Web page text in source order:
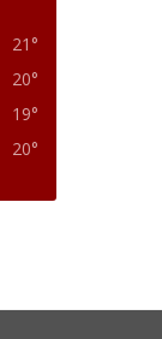
21°
20°
19°
20°